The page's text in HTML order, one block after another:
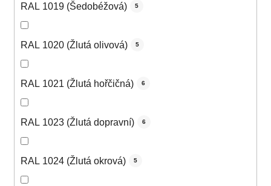
RAL 1019 (Šedobéžová) 5
RAL 1020 (Žlutá olivová) 5
RAL 1021 (Žlutá hořčičná) 6
RAL 1023 (Žlutá dopravní) 6
RAL 1024 (Žlutá okrová) 5